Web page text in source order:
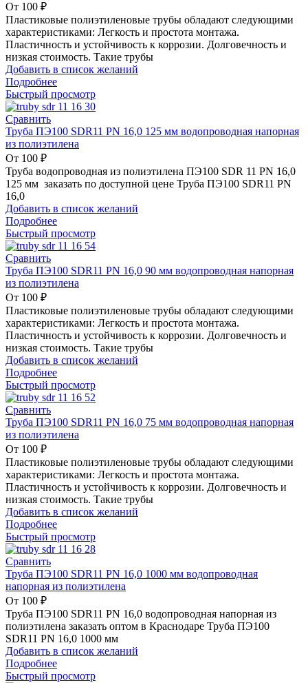
От 100 ₽
Пластиковые полиэтиленовые трубы обладают следующими
характеристиками: Легкость и простота монтажа.
Пластичность и устойчивость к коррозии. Долговечность и
низкая стоимость. Такие трубы
Добавить в список желаний
Подробнее
Быстрый просмотр
Сравнить
Труба ПЭ100 SDR11 PN 16,0 125 мм водопроводная напорная
из полиэтилена
От 100 ₽
Труба водопроводная из полиэтилена ПЭ100 SDR 11 PN 16,0
125 мм заказать по доступной цене Труба ПЭ100 SDR11 PN
16,0
Добавить в список желаний
Подробнее
Быстрый просмотр
Сравнить
Труба ПЭ100 SDR11 PN 16,0 90 мм водопроводная напорная
из полиэтилена
От 100 ₽
Пластиковые полиэтиленовые трубы обладают следующими
характеристиками: Легкость и простота монтажа.
Пластичность и устойчивость к коррозии. Долговечность и
низкая стоимость. Такие трубы
Добавить в список желаний
Подробнее
Быстрый просмотр
Сравнить
Труба ПЭ100 SDR11 PN 16,0 75 мм водопроводная напорная
из полиэтилена
От 100 ₽
Пластиковые полиэтиленовые трубы обладают следующими
характеристиками: Легкость и простота монтажа.
Пластичность и устойчивость к коррозии. Долговечность и
низкая стоимость. Такие трубы
Добавить в список желаний
Подробнее
Быстрый просмотр
Сравнить
Труба ПЭ100 SDR11 PN 16,0 1000 мм водопроводная
напорная из полиэтилена
От 100 ₽
Труба ПЭ100 SDR11 PN 16,0 водопроводная напорная из
полиэтилена заказать оптом в Краснодаре Труба ПЭ100
SDR11 PN 16,0 1000 мм
Добавить в список желаний
Подробнее
Быстрый просмотр